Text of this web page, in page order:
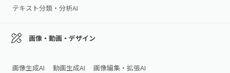
テキスト分類・分析AI
画像・動画・デザイン
画像生成AI 動画生成AI
画像編集・拡張AI